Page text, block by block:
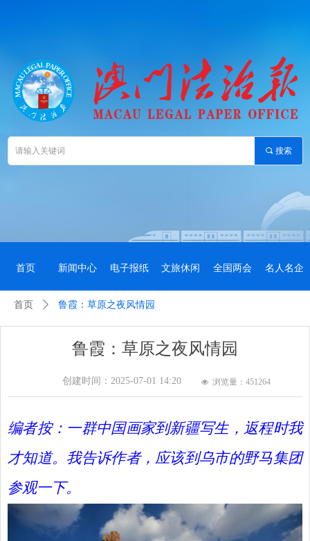
끠 搜索
首页 新闻中心 电子报纸 文旅休闲 全国两会 名人名企
鲁霞：草原之夜风情园
编者按：一群中国画家到新疆写生，返程时我
才知道。我告诉作者，应该到乌市的野马集团
参观一下。
创建时间： 2025-07-01 14:20 넶 浏览量：451264
首页 ꄲ 鲁霞：草原之夜风情园